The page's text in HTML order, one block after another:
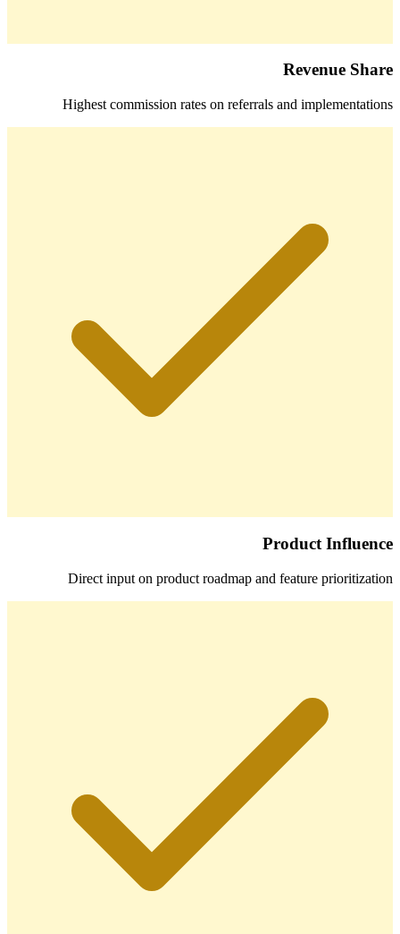
Revenue Share
Highest commission rates on referrals and implementations
Product Influence
Direct input on product roadmap and feature prioritization